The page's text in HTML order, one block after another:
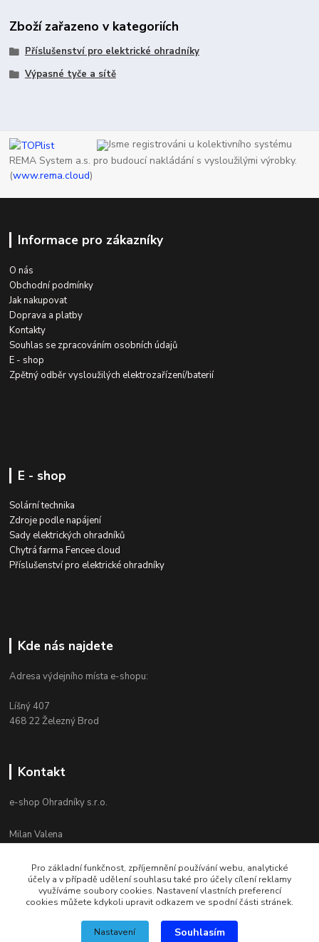
Zboží zařazeno v kategoriích
Příslušenství pro elektrické ohradníky
Výpasné tyče a sítě
Jsme registrováni u kolektivního systému
REMA System a.s. pro budoucí nakládání s vysloužilými výrobky.
(www.rema.cloud)
Informace pro zákazníky
O nás
Obchodní podmínky
Jak nakupovat
Doprava a platby
Kontakty
Souhlas se zpracováním osobních údajů
E - shop
Zpětný odběr vysloužilých elektrozařízení/baterií
E - shop
Solární technika
Zdroje podle napájení
Sady elektrických ohradníků
Chytrá farma Fencee cloud
Příslušenství pro elektrické ohradníky
Kde nás najdete
Adresa výdejního místa e-shopu:
Líšný 407
468 22 Železný Brod
Kontakt
e-shop Ohradníky s.r.o.
Milan Valena
Po-Pá 8-16
info@ohradniky.cz
Pro základní funkčnost, zpříjemnění používání webu, analytické
účely a v případě udělení souhlasu také pro účely cílení reklamy
využíváme soubory cookies. Nastavení vlastních preferencí
cookies můžete kdykoli upravit odkazem ve spodní části stránek.
Nastavení Souhlasím